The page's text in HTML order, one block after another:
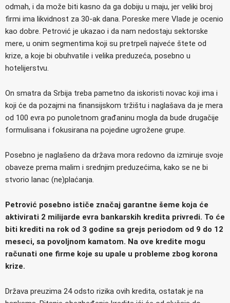
odmah, i da može biti kasno da ga dobiju u maju, jer veliki broj
firmi ima likvidnost za 30-ak dana. Poreske mere Vlade je ocenio
kao dobre. Petrović je ukazao i da nam nedostaju sektorske
mere, u onim segmentima koji su pretrpeli najveće štete od
krize, a koje bi obuhvatile i velika preduzeća, posebno u
hotelijerstvu.
On smatra da Srbija treba pametno da iskoristi novac koji ima i
koji će da pozajmi na finansijskom tržištu i naglašava da je mera
od 100 evra po punoletnom građaninu mogla da bude drugačije
formulisana i fokusirana na pojedine ugrožene grupe.
Posebno je naglašeno da država mora redovno da izmiruje svoje
obaveze prema malim i srednjim preduzećima, kako se ne bi
stvorio lanac (ne)plaćanja.
Petrović posebno ističe značaj garantne šeme koja će
aktivirati 2 milijarde evra bankarskih kredita privredi. To će
biti krediti na rok od 3 godine sa grejs periodom od 9 do 12
meseci, sa povoljnom kamatom. Na ove kredite mogu
računati one firme koje su upale u probleme zbog korona
krize.
Država preuzima 24 odsto rizika ovih kredita, ostatak je na